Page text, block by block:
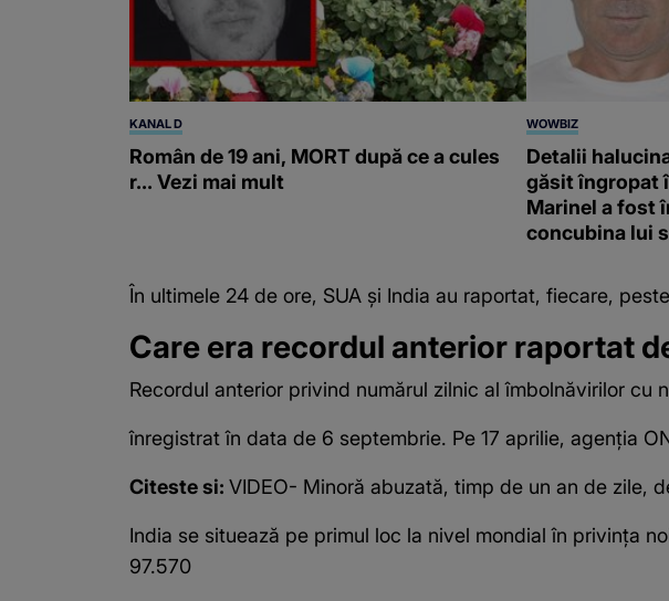
KANAL D
Român de 19 ani, MORT după ce a cules
r... Vezi mai mult
WOWBIZ
Detalii
găsit îngropat
Marinel a fost
concubina lui
În ultimele 24 de ore, SUA şi India au raportat, fiecare,
Care era recordul anterior raportat
Recordul anterior privind numărul zilnic al îmbolnăvirilor cu
înregistrat în data de 6 septembrie. Pe 17 aprilie, agenţia
Citeste si: VIDEO- Minoră abuzată, timp de un an de zile,
India se situează pe primul loc la nivel mondial în privinţa
97.570